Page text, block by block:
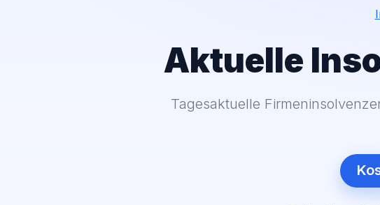
Aktuelle
Tagesaktuelle